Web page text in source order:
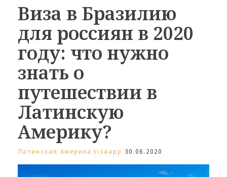
Виза в Бразилию
для россиян в 2020
году: что нужно
знать о
путешествии в
Латинскую
Америку?
Латинская Америка Visaapp 30.06.2020